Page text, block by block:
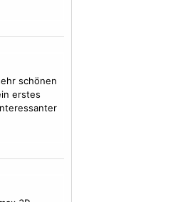
schönen
erstes